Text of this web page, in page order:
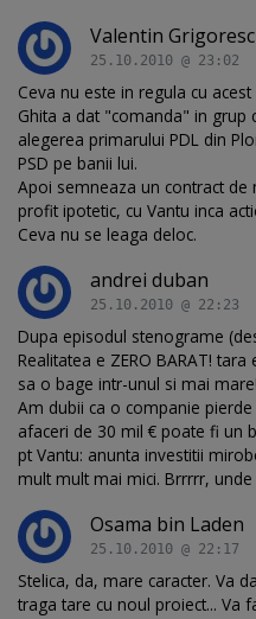
Valentin
25.10.2010 @ 23:02
Ceva nu este in regula cu
Ghita a dat "comanda" in grup
alegerea primarului PDL din
PSD pe banii lui.
Apoi semneaza un contract
profit ipotetic, cu Vantu inca
Ceva nu se leaga deloc.
andrei duban
25.10.2010 @ 22:23
Dupa episodul stenograme
Realitatea e ZERO BARAT!
sa o bage intr-unul si mai
Am dubii ca o companie
afaceri de 30 mil € poate fi un
pt Vantu: anunta investitii
mult mult mai mici. Brrrrr, unde
Osama bin Laden
25.10.2010 @ 22:17
Stelica, da, mare caracter. Va
traga tare cu noul proiect... Va